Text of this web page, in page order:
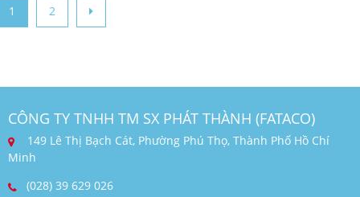
1 2
CÔNG TY TNHH TM SX PHÁT THÀNH (FATACO)
149 Lê Thị Bạch Cát, Phường Phú Thọ, Thành Phố Hồ Chí
Minh
(028) 39 629 026